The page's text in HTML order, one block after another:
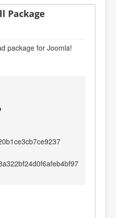
Package
package for Joomla!